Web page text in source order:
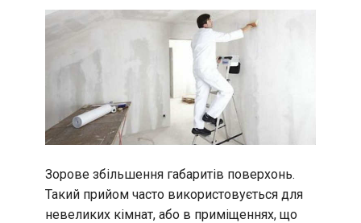
Зорове збільшення габаритів поверхонь.
Такий прийом часто використовується для
невеликих кімнат, або в приміщеннях, що